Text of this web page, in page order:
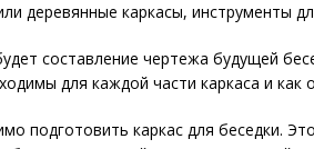
деревянные каркасы, инструменты
составление чертежа будущей
для каждой части каркаса и
подготовить каркас для беседки.